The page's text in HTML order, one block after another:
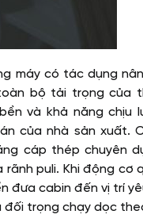
máy có tác dụng
bộ tải trọng của
và khả năng chịu
của nhà sản xuất.
cáp thép chuyên
puli. Khi động cơ
đưa cabin đến vị trí
đối trọng chạy dọc